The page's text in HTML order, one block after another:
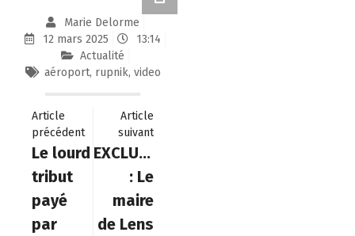
Marie Delorme
12 mars 2025
13:14
Actualité
aéroport, rupnik, video
Article
précédent
Le lourd
tribut
payé
par
Article
suivant
EXCLUSIF
: Le
maire
de Lens